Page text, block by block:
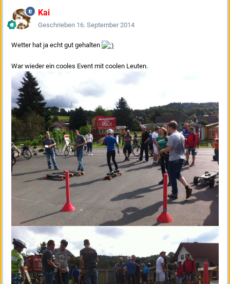
Kai
Geschrieben 16. September 2014
Wetter hat ja echt gut gehalten
War wieder ein cooles Event mit coolen Leuten.